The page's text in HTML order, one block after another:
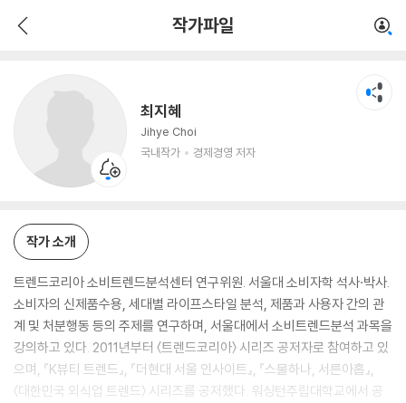
작가파일
최지혜
Jihye Choi
국내작가
경제경영 저자
경제경영 저자
작가 소개
트렌드코리아 소비트렌드분석센터 연구위원. 서울대 소비자학 석사·박사.
소비자의 신제품수용, 세대별 라이프스타일 분석, 제품과 사용자 간의 관
계 및 처분행동 등의 주제를 연구하며, 서울대에서 소비트렌드분석 과목을
강의하고 있다. 2011년부터 〈트렌드코리아〉 시리즈 공저자로 참여하고 있
으며, 『K뷰티 트렌드』, 『더현대 서울 인사이트』, 『스물하나, 서른아홉』,
〈대한민국 외식업 트렌드〉 시리즈를 공저했다. 워싱턴주립대학교에서 공